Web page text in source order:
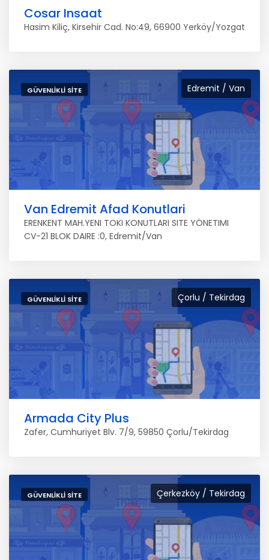
Cosar Insaat
Hasim Kiliç, Kirsehir Cad. No:49, 66900 Yerköy/Yozgat
Edremit / Van
GÜVENLIKLI SITE
Van Edremit Afad Konutlari
ERENKENT MAH.YENI TOKI KONUTLARI SITE YÖNETIMI
CV-21 BLOK DAIRE :0, Edremit/Van
Çorlu / Tekirdag
GÜVENLIKLI SITE
Armada City Plus
Zafer, Cumhuriyet Blv. 7/9, 59850 Çorlu/Tekirdag
Çerkezköy / Tekirdag
GÜVENLIKLI SITE